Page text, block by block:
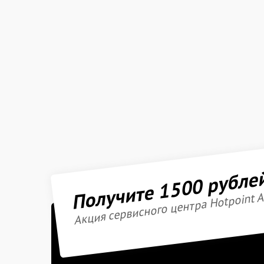
Получите 1500
Акция сервисного центра Hotpoint